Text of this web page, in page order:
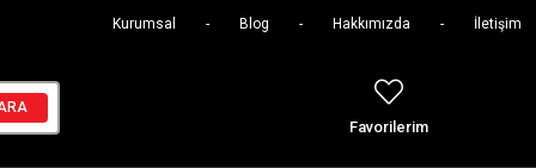
Kurumsal Blog Hakkımızda İletişim
Favorilerim